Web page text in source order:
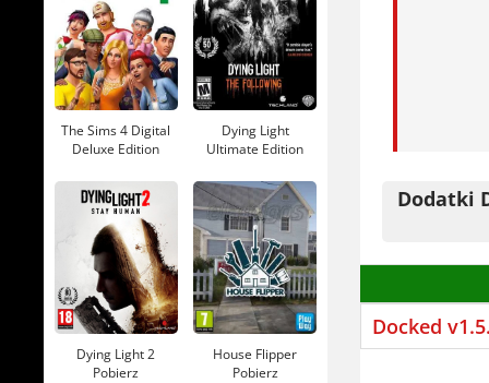
takie są
Dodatki
Docked
The Sims 4 Digital
Deluxe Edition
Dying Light
Ultimate Edition
Dying Light 2
Pobierz
House Flipper
Pobierz